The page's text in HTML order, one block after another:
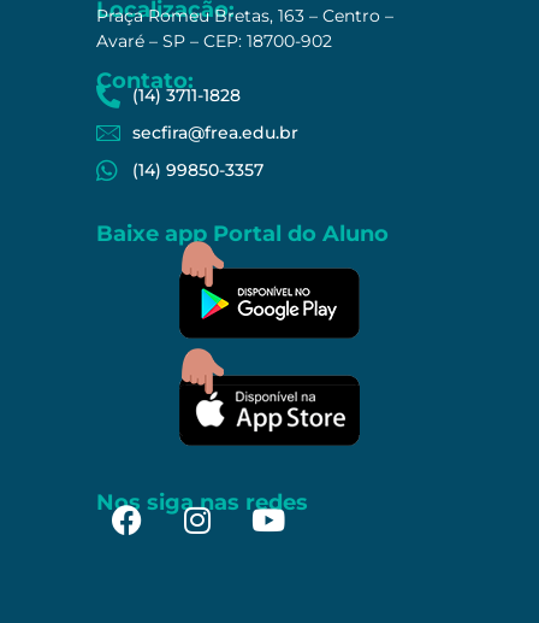
Localização:
Praça Romeu Bretas, 163 – Centro –
Avaré – SP – CEP: 18700-902
Contato:
(14) 3711-1828
secfira@frea.edu.br
(14) 99850-3357
Baixe app Portal do Aluno
Nos siga nas redes